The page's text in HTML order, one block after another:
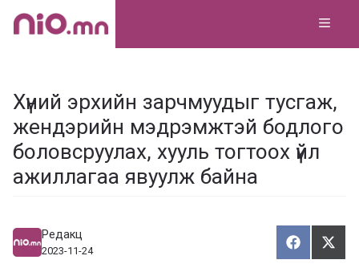
Skip
Хүний эрхийн зарчмуудыг тусгаж,
жендэрийн мэдрэмжтэй бодлого
боловсруулах, хууль тогтоох үйл
ажиллагаа явуулж байна
Редакц
2023-11-24
Х
у
Т
ү